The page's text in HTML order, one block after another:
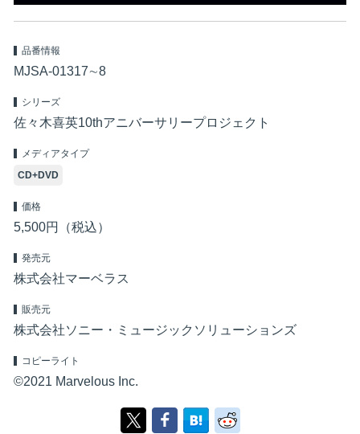
品番情報
MJSA-01317∼8
シリーズ
佐々木喜英10thアニバーサリープロジェクト
メディアタイプ
CD+DVD
価格
5,500円（税込）
発売元
株式会社マーベラス
販売元
株式会社ソニー・ミュージックソリューションズ
コピーライト
©2021 Marvelous Inc.